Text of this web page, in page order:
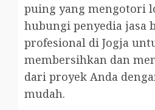
puing yang mengotori
hubungi penyedia jasa
profesional di Jogja
membersihkan dan
dari proyek Anda
mudah.